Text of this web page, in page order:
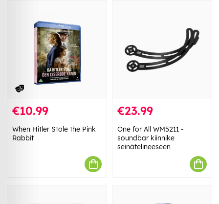
€10.99
When Hitler Stole the Pink
Rabbit
€23.99
One for All WM5211 -
soundbar kiinnike
seinätelineeseen